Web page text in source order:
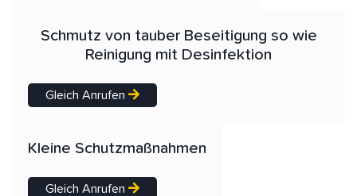
Schmutz von tauber Beseitigung so wie
Reinigung mit Desinfektion
Gleich Anrufen
Kleine Schutzmaßnahmen
Gleich Anrufen